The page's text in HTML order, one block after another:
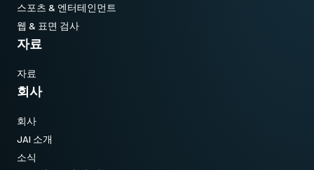
스포츠 & 엔터테인먼트
웹 & 표면 검사
자료
자료
회사
회사
JAI 소개
소식